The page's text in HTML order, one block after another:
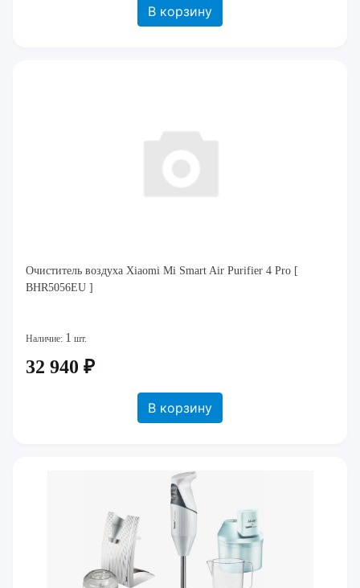
В корзину
Очиститель воздуха Xiaomi Mi Smart Air Purifier 4 Pro [
BHR5056EU ]
Наличие: 1 шт.
32 940 ₽
В корзину